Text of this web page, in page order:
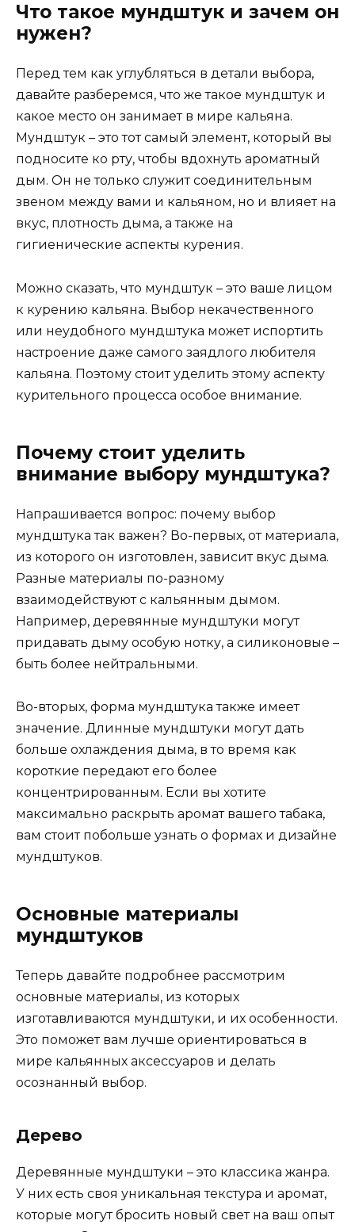
Что такое мундштук и зачем он
нужен?
Перед тем как углубляться в детали выбора,
давайте разберемся, что же такое мундштук и
какое место он занимает в мире кальяна.
Мундштук – это тот самый элемент, который вы
подносите ко рту, чтобы вдохнуть ароматный
дым. Он не только служит соединительным
звеном между вами и кальяном, но и влияет на
вкус, плотность дыма, а также на
гигиенические аспекты курения.
Можно сказать, что мундштук – это ваше лицом
к курению кальяна. Выбор некачественного
или неудобного мундштука может испортить
настроение даже самого заядлого любителя
кальяна. Поэтому стоит уделить этому аспекту
курительного процесса особое внимание.
Почему стоит уделить
внимание выбору мундштука?
Напрашивается вопрос: почему выбор
мундштука так важен? Во-первых, от материала,
из которого он изготовлен, зависит вкус дыма.
Разные материалы по-разному
взаимодействуют с кальянным дымом.
Например, деревянные мундштуки могут
придавать дыму особую нотку, а силиконовые –
быть более нейтральными.
Во-вторых, форма мундштука также имеет
значение. Длинные мундштуки могут дать
больше охлаждения дыма, в то время как
короткие передают его более
концентрированным. Если вы хотите
максимально раскрыть аромат вашего табака,
вам стоит побольше узнать о формах и дизайне
мундштуков.
Основные материалы
мундштуков
Теперь давайте подробнее рассмотрим
основные материалы, из которых
изготавливаются мундштуки, и их особенности.
Это поможет вам лучше ориентироваться в
мире кальянных аксессуаров и делать
осознанный выбор.
Дерево
Деревянные мундштуки – это классика жанра.
У них есть своя уникальная текстура и аромат,
которые могут бросить новый свет на ваш опыт